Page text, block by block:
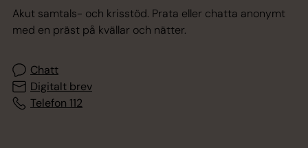
Akut samtals- och krisstöd. Prata eller chatta anonymt
med en präst på kvällar och nätter.
Chatt
Digitalt brev
Telefon 112